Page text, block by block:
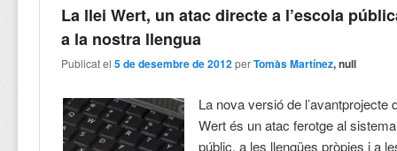
La llei Wert, un atac directe a l’escola
a la nostra llengua
Publicat el5 de desembre de 2012 perTomàs Martínez, null
La nova versió de l’avantprojecte
Wert és un atac ferotge al
públic, a les llengües pròpies i a